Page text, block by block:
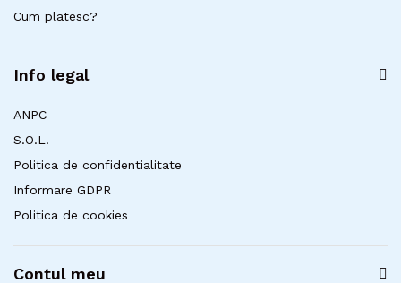
Cum platesc?
Info legal
ANPC
S.O.L.
Politica de confidentialitate
Informare GDPR
Politica de cookies
Contul meu